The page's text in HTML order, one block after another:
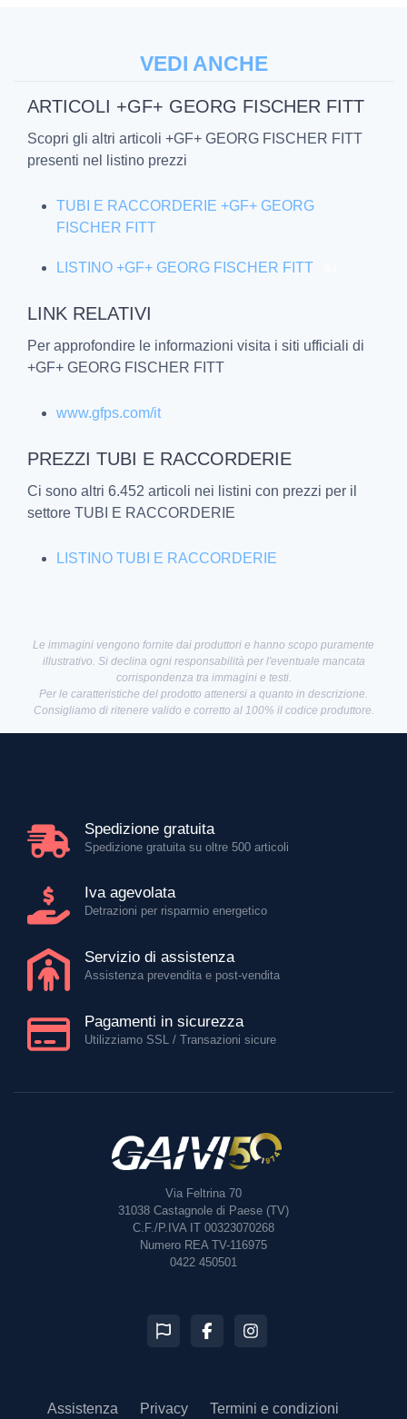
VEDI ANCHE
ARTICOLI +GF+ GEORG FISCHER FITT
Scopri gli altri articoli +GF+ GEORG FISCHER FITT
presenti nel listino prezzi
TUBI E RACCORDERIE +GF+ GEORG
FISCHER FITT
LISTINO +GF+ GEORG FISCHER FITT
LINK RELATIVI
Per approfondire le informazioni visita i siti ufficiali di
+GF+ GEORG FISCHER FITT
www.gfps.com/it
PREZZI TUBI E RACCORDERIE
Ci sono altri 6.452 articoli nei listini con prezzi per il
settore TUBI E RACCORDERIE
LISTINO TUBI E RACCORDERIE
Le immagini vengono fornite dai produttori e hanno scopo puramente
illustrativo. Si declina ogni responsabilità per l'eventuale mancata
corrispondenza tra immagini e testi.
Per le caratteristiche del prodotto attenersi a quanto in descrizione.
Consigliamo di ritenere valido e corretto al 100% il codice produttore.
Spedizione gratuita
Spedizione gratuita su oltre 500 articoli
Iva agevolata
Detrazioni per risparmio energetico
Servizio di assistenza
Assistenza prevendita e post-vendita
Pagamenti in sicurezza
Utilizziamo SSL / Transazioni sicure
Via Feltrina 70
31038 Castagnole di Paese (TV)
C.F./P.IVA IT 00323070268
Numero REA TV-116975
0422 450501
Assistenza Privacy Termini e condizioni